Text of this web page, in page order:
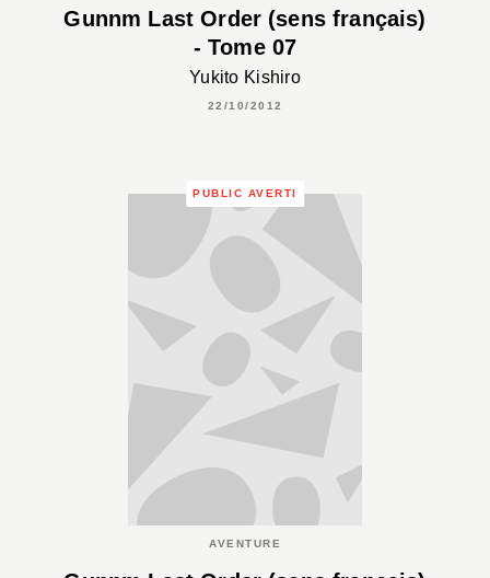
Gunnm Last Order (sens français)
- Tome 07
Yukito Kishiro
22/10/2012
PUBLIC AVERTI
AVENTURE